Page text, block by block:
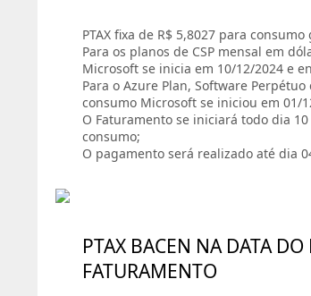
PTAX fixa de R$ 5,8027 para
Para os planos de CSP mensal em
Microsoft se inicia em 10/12/2024 e
Para o Azure Plan, Software
consumo Microsoft se iniciou em 01/
O Faturamento se iniciará todo dia
consumo;
O pagamento será realizado até dia
PTAX BACEN NA DATA
FATURAMENTO